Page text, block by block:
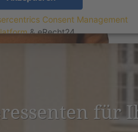
Consent Management
&eRecht24
für